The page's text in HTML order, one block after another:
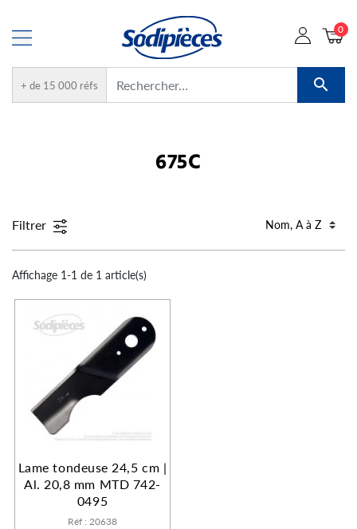
+ de 15 000 réfs 
0
675C
Filtrer
Affichage 1-1 de 1 article(s)
Lame tondeuse 24,5 cm |
Al. 20,8 mm MTD 742-
0495
Réf : 20638